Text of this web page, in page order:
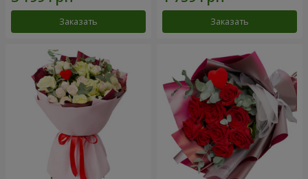
Заказать Заказать